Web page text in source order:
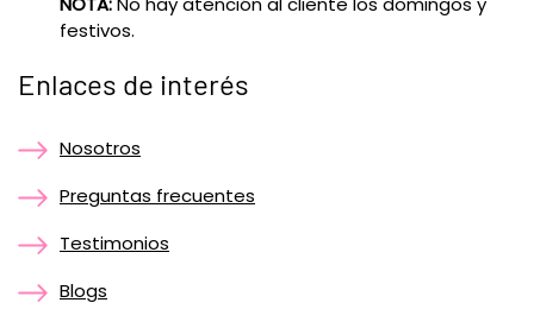
festivos.
Enlaces de interés
Nosotros
Preguntas frecuentes
Testimonios
Blogs